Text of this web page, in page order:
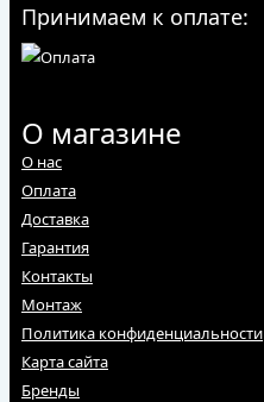
Принимаем к оплате:
О магазине
О нас
Оплата
Доставка
Гарантия
Контакты
Монтаж
Политика конфиденциальности
Карта сайта
Бренды